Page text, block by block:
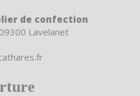
de confection
Lavelanet